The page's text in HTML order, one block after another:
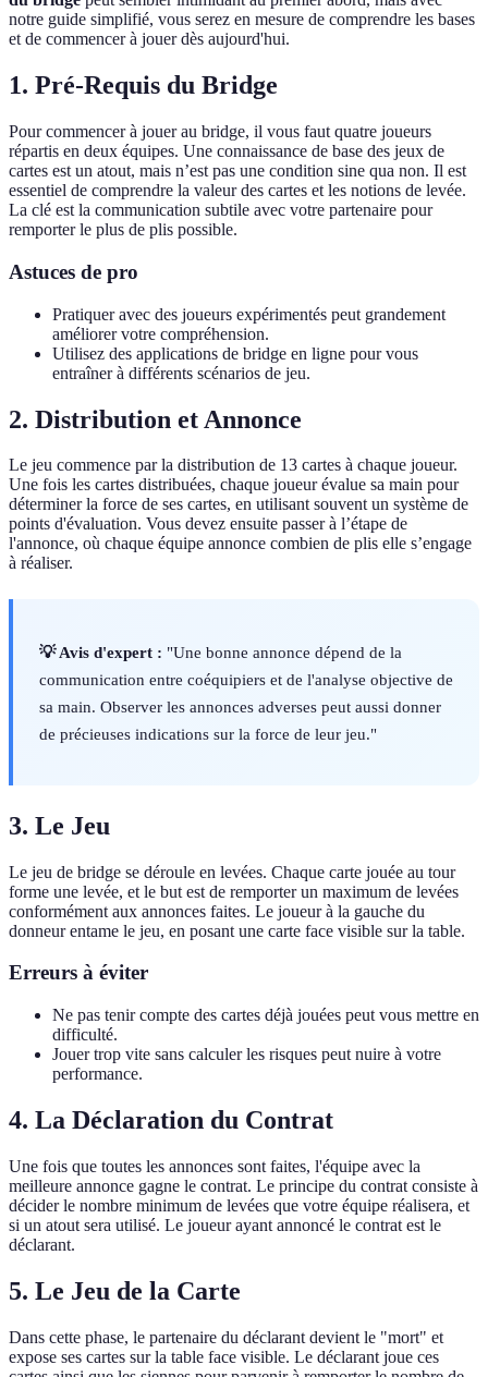
notre guide simplifié, vous serez en mesure de comprendre les bases
et de commencer à jouer dès aujourd'hui.
1. Pré-Requis du Bridge
Pour commencer à jouer au bridge, il vous faut quatre joueurs
répartis en deux équipes. Une connaissance de base des jeux de
cartes est un atout, mais n’est pas une condition sine qua non. Il est
essentiel de comprendre la valeur des cartes et les notions de levée.
La clé est la communication subtile avec votre partenaire pour
remporter le plus de plis possible.
Astuces de pro
Pratiquer avec des joueurs expérimentés peut grandement
améliorer votre compréhension.
Utilisez des applications de bridge en ligne pour vous
entraîner à différents scénarios de jeu.
2. Distribution et Annonce
Le jeu commence par la distribution de 13 cartes à chaque joueur.
Une fois les cartes distribuées, chaque joueur évalue sa main pour
déterminer la force de ses cartes, en utilisant souvent un système de
points d'évaluation. Vous devez ensuite passer à l’étape de
l'annonce, où chaque équipe annonce combien de plis elle s’engage
à réaliser.
💡 Avis d'expert : "Une bonne annonce dépend de la
communication entre coéquipiers et de l'analyse objective de
sa main. Observer les annonces adverses peut aussi donner
de précieuses indications sur la force de leur jeu."
3. Le Jeu
Le jeu de bridge se déroule en levées. Chaque carte jouée au tour
forme une levée, et le but est de remporter un maximum de levées
conformément aux annonces faites. Le joueur à la gauche du
donneur entame le jeu, en posant une carte face visible sur la table.
Erreurs à éviter
Ne pas tenir compte des cartes déjà jouées peut vous mettre en
difficulté.
Jouer trop vite sans calculer les risques peut nuire à votre
performance.
4. La Déclaration du Contrat
Une fois que toutes les annonces sont faites, l'équipe avec la
meilleure annonce gagne le contrat. Le principe du contrat consiste à
décider le nombre minimum de levées que votre équipe réalisera, et
si un atout sera utilisé. Le joueur ayant annoncé le contrat est le
déclarant.
5. Le Jeu de la Carte
Dans cette phase, le partenaire du déclarant devient le "mort" et
expose ses cartes sur la table face visible. Le déclarant joue ces